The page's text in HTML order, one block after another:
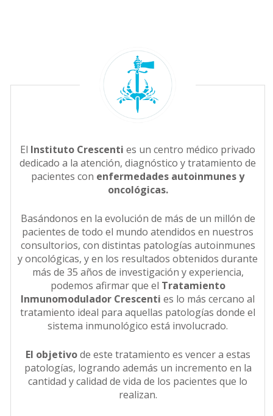
El Instituto Crescenti es un centro médico privado
dedicado a la atención, diagnóstico y tratamiento de
pacientes con enfermedades autoinmunes y
oncológicas.
Basándonos en la evolución de más de un millón de
pacientes de todo el mundo atendidos en nuestros
consultorios, con distintas patologías autoinmunes
y oncológicas, y en los resultados obtenidos durante
más de 35 años de investigación y experiencia,
podemos afirmar que el Tratamiento
Inmunomodulador Crescenti es lo más cercano al
tratamiento ideal para aquellas patologías donde el
sistema inmunológico está involucrado.
El objetivode este tratamiento es vencer a estas
patologías, logrando además un incremento en la
cantidad y calidad de vida de los pacientes que lo
realizan.